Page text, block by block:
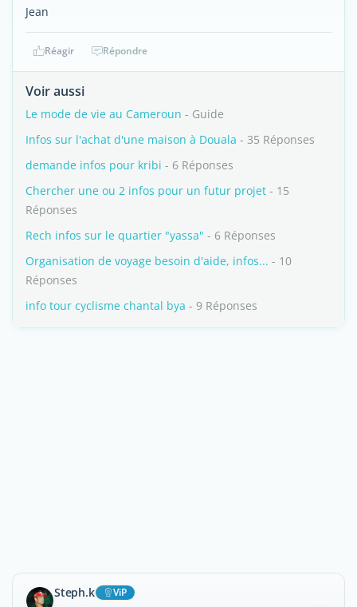
Jean
Réagir Répondre
Voir aussi
Le mode de vie au Cameroun - Guide
Infos sur l'achat d'une maison à Douala - 35 Réponses
demande infos pour kribi - 6 Réponses
Chercher une ou 2 infos pour un futur projet - 15
Réponses
Rech infos sur le quartier "yassa" - 6 Réponses
Organisation de voyage besoin d'aide, infos... - 10
Réponses
info tour cyclisme chantal bya - 9 Réponses
Steph.k ViP